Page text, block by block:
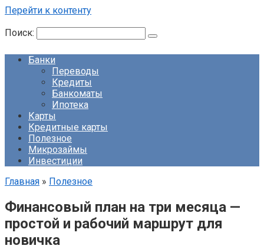
Перейти к контенту
Поиск:
Банки
Переводы
Кредиты
Банкоматы
Ипотека
Карты
Кредитные карты
Полезное
Микрозаймы
Инвестиции
Главная » Полезное
Финансовый план на три месяца —
простой и рабочий маршрут для
новичка